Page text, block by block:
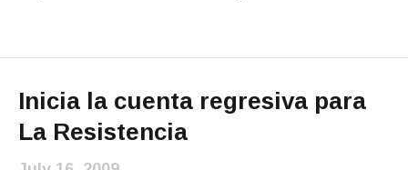
Inicia la cuenta regresiva para
La Resistencia